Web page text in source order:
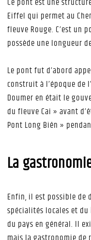
Eiffel qui permet au
fleuve Rouge. C’est un
possède une longueur
Le pont fut d’abord
construit à l’époque de
Doumer en était le
du fleuve Cai » avant
Pont Long Biên »
La
Enfin, il est possible de
spécialités locales et du
du pays en général. Il